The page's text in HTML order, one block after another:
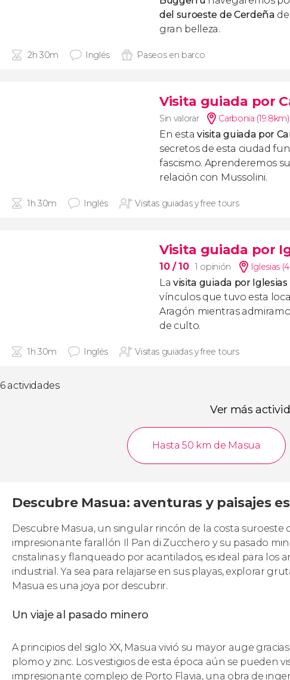
del suroeste de Cerdeña
gran belleza.
2h 30m Inglés Paseos en barco
Visita guiada por
Sin valorar Carbonia (19.8km),
En esta visita guiada por
secretos de esta ciudad
fascismo. Aprenderemos
relación con Mussolini.
1h 30m Inglés Visitas guiadas y free tours
Visita guiada por
10/ 10 1 opinión Iglesias
Lavisita guiada por Iglesias
vínculos que tuvo esta
Aragón mientras
de culto.
1h 30m Inglés Visitas guiadas y free tours
6 actividades
Ver más
Hasta 50 km de Masua
Descubre Masua: aventuras y paisajes
Descubre Masua, un singular rincón de la costa suroeste
impresionante farallón Il Pan di Zucchero y su pasado
cristalinas y flanqueado por acantilados, es ideal para los
industrial. Ya sea para relajarse en sus playas, explorar
Masua es una joya por descubrir.
Un viaje al pasado minero
A principios del siglo XX, Masua vivió su mayor auge
plomo y zinc. Los vestigios de esta época aún se pueden
impresionante complejo de Porto Flavia, una obra de